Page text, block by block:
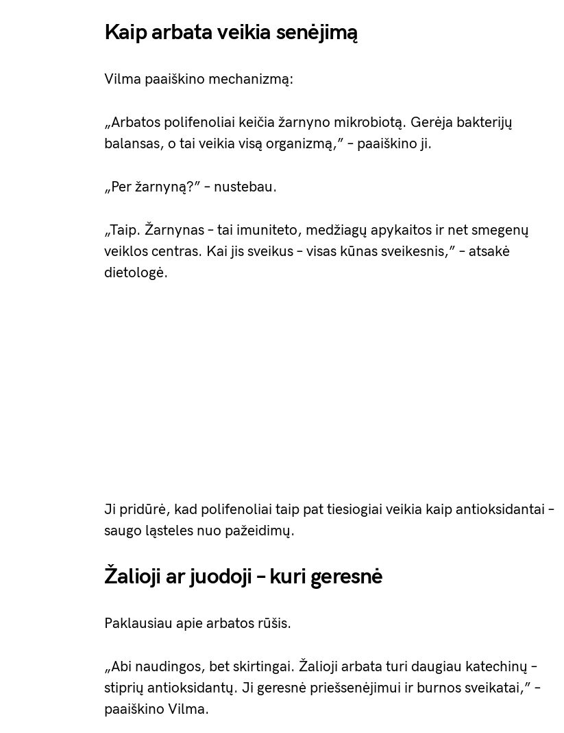
Kaip arbata veikia senėjimą
Vilma paaiškino mechanizmą:
„Arbatos polifenoliai keičia žarnyno mikrobiotą. Gerėja bakterijų
balansas, o tai veikia visą organizmą,” – paaiškino ji.
„Per žarnyną?” – nustebau.
„Taip. Žarnynas – tai imuniteto, medžiagų apykaitos ir net smegenų
veiklos centras. Kai jis sveikus – visas kūnas sveikesnis,” – atsakė
dietologė.
Ji pridūrė, kad polifenoliai taip pat tiesiogiai veikia kaip antioksidantai –
saugo ląsteles nuo pažeidimų.
Žalioji ar juodoji – kuri geresnė
Paklausiau apie arbatos rūšis.
„Abi naudingos, bet skirtingai. Žalioji arbata turi daugiau katechinų –
stiprių antioksidantų. Ji geresnė priešsenėjimui ir burnos sveikatai,” –
paaiškino Vilma.